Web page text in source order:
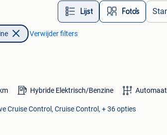
Lijst Foto’s
Verwijder filters
km Hybride Elektrisch/Benzine Automaat
Cruise Control, Cruise Control, + 36 opties